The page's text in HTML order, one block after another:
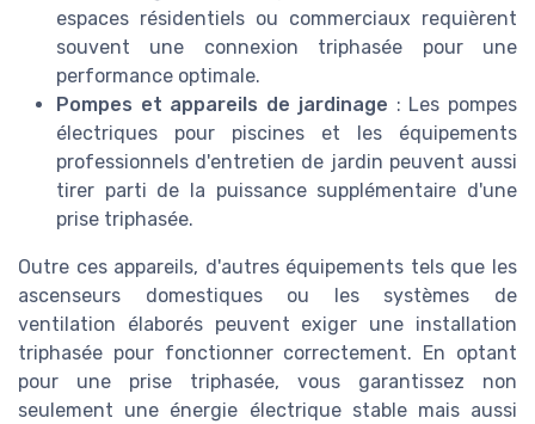
espaces résidentiels ou commerciaux requièrent
souvent une connexion triphasée pour une
performance optimale.
Pompes et appareils de jardinage : Les pompes
électriques pour piscines et les équipements
professionnels d'entretien de jardin peuvent aussi
tirer parti de la puissance supplémentaire d'une
prise triphasée.
Outre ces appareils, d'autres équipements tels que les
ascenseurs domestiques ou les systèmes de
ventilation élaborés peuvent exiger une installation
triphasée pour fonctionner correctement. En optant
pour une prise triphasée, vous garantissez non
seulement une énergie électrique stable mais aussi